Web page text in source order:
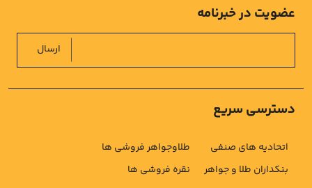
دسترسی سریع
اتحادیه های صنفی
بنکداران طلا و جواهر
طلاوجواهر فروشی ها
نقره فروشی ها
عضویت در خبرنامه
ارسال